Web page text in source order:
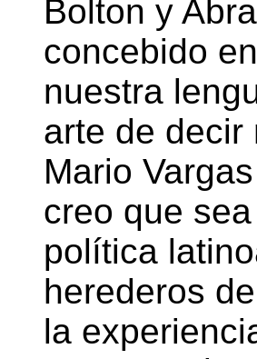
Bolton y
concebido
nuestra
arte de decir
Mario
creo que
política
herederos
la